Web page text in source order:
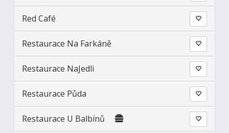
Red Café
Restaurace Na Farkáně
Restaurace NaJedli
Restaurace Půda
Restaurace U Balbínů